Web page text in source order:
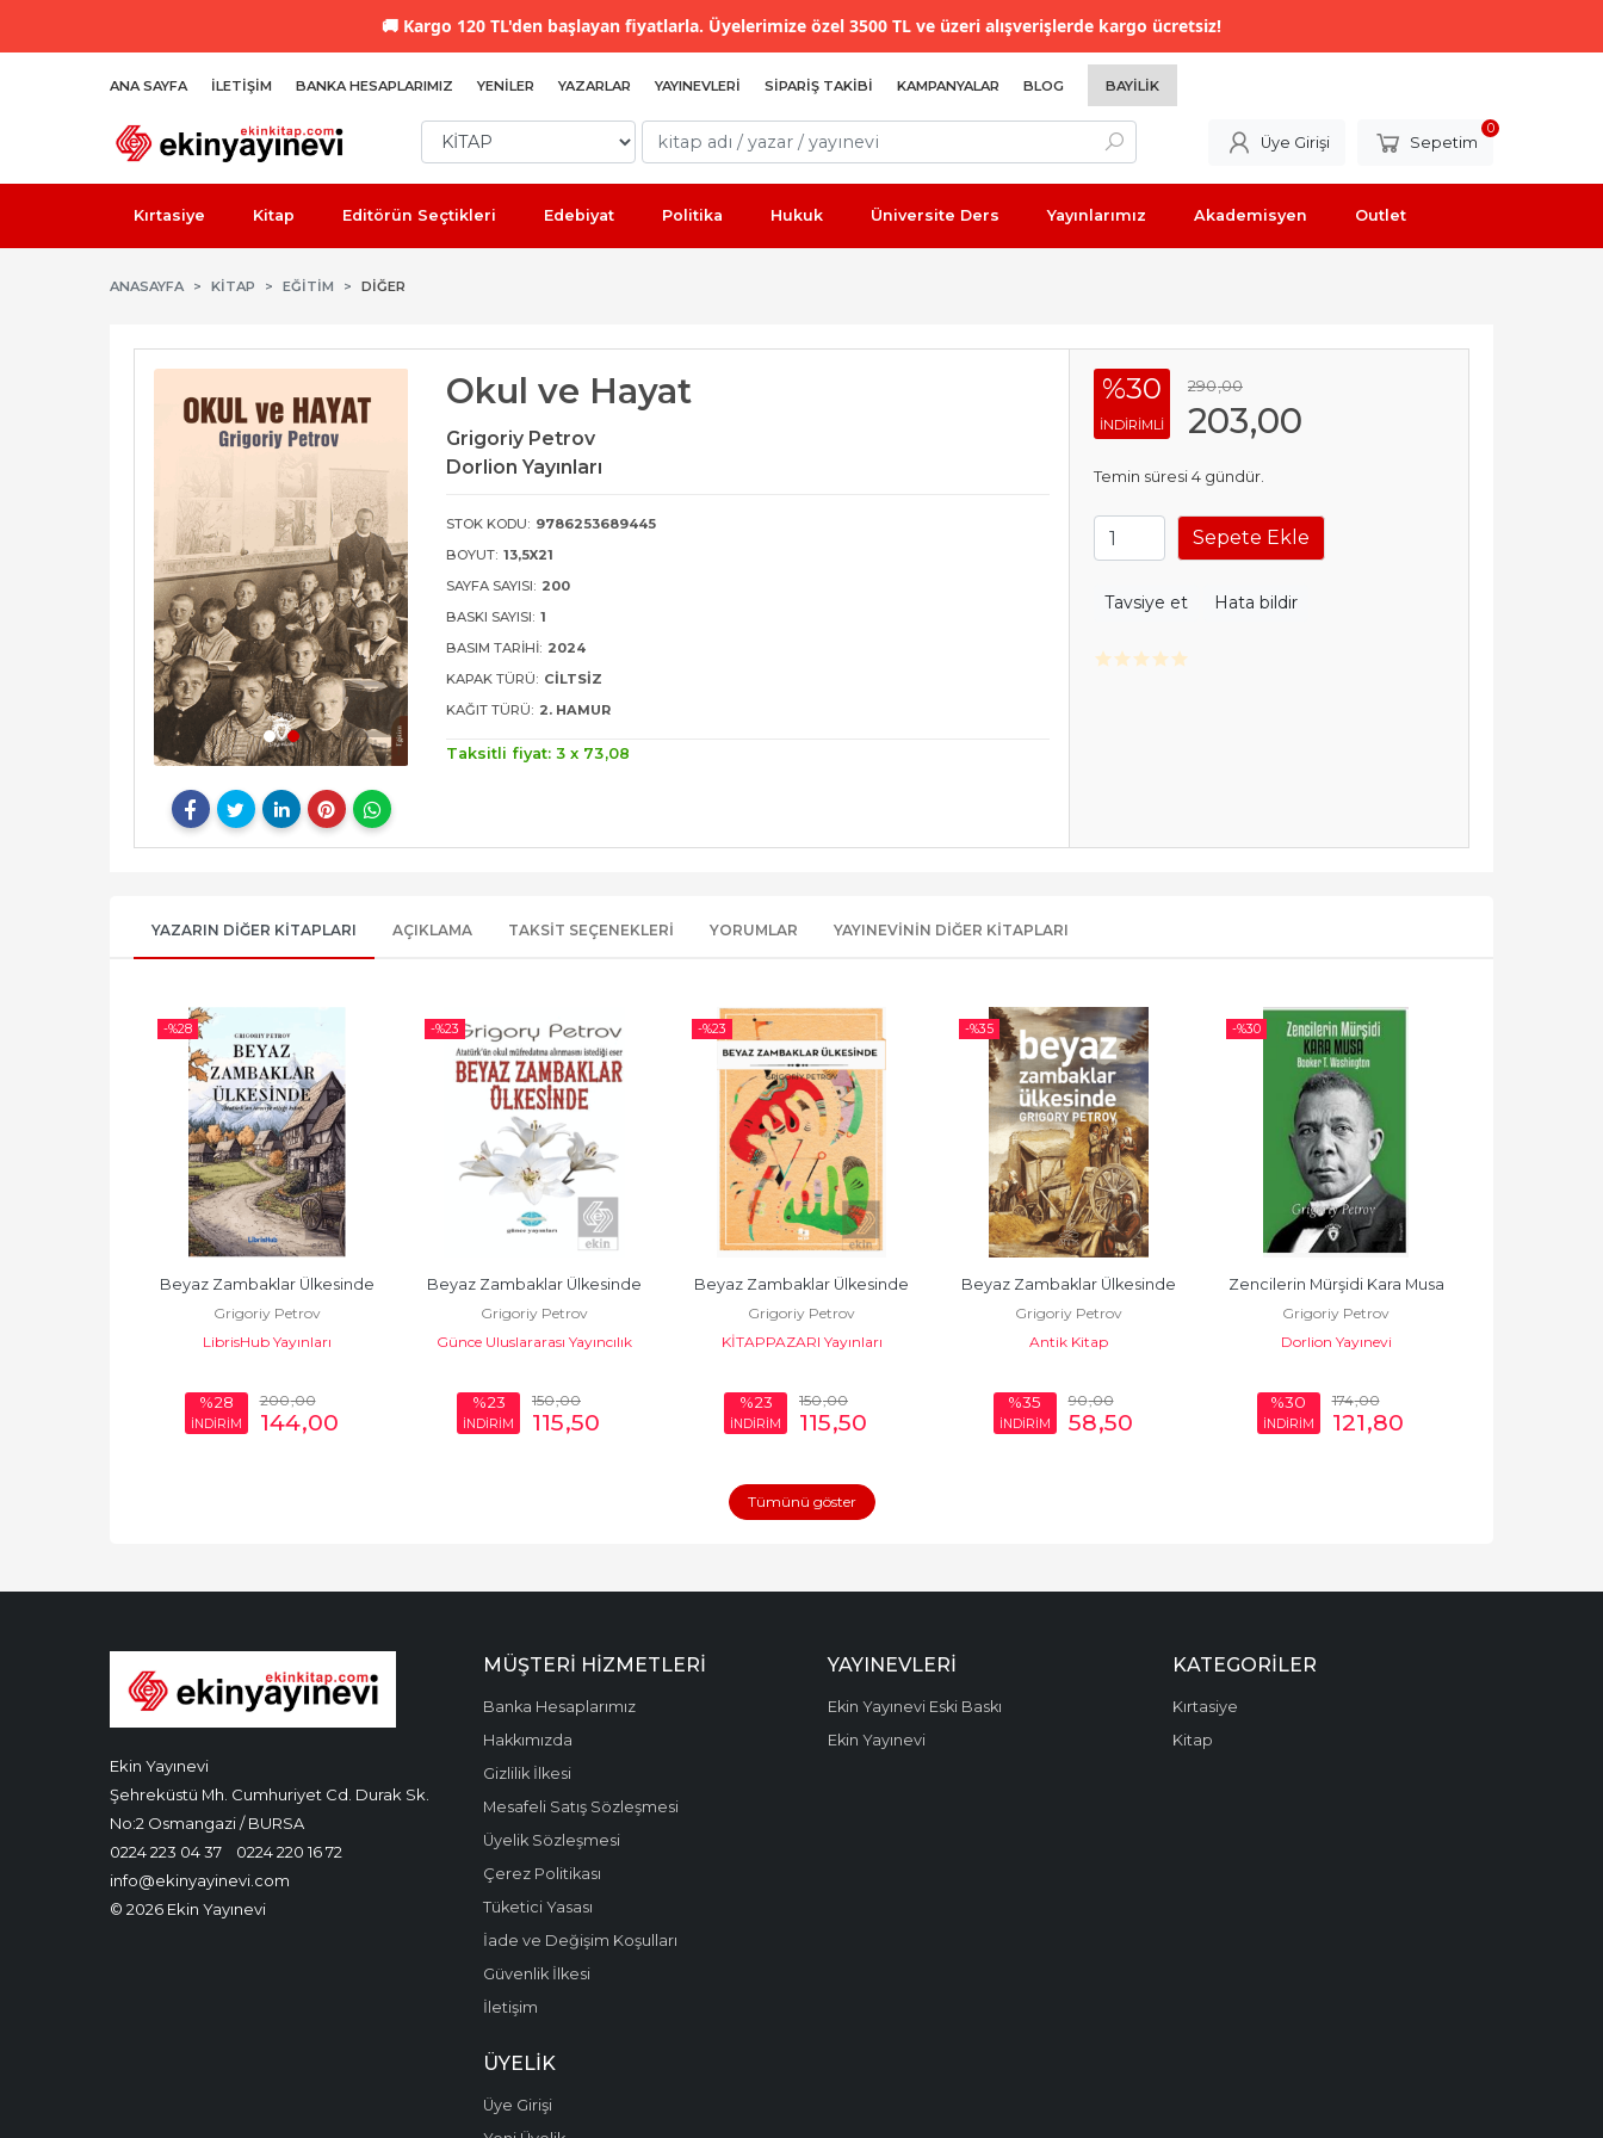
🚚 Kargo 120 TL'den başlayan fiyatlarla. Üyelerimize özel 3500 TL ve üzeri alışverişlerde kargo ücretsiz!
ANA SAYFA İLETIŞIM BANKA HESAPLARIMIZ YENILER YAZARLAR YAYINEVLERI SIPARIŞ TAKIBI KAMPANYALAR BLOG BAYILIK
Üye Girişi Sepetim
0
Kırtasiye Kitap Editörün Seçtikleri Edebiyat Politika Hukuk Üniversite Ders Yayınlarımız Akademisyen Outlet
ANASAYFA KİTAP EĞITIM DIĞER
Okul ve Hayat
Grigoriy Petrov
Dorlion Yayınları
STOK KODU: 9786253689445
BOYUT: 13,5X21
SAYFA SAYISI: 200
BASKI SAYISI: 1
BASIM TARIHI: 2024
KAPAK TÜRÜ: CILTSIZ
KAĞIT TÜRÜ: 2. HAMUR
Taksitli fiyat: 3 x 73,08
%30
INDIRIMLI
290,00
203,00
Temin süresi 4 gündür.
Sepete Ekle
Tavsiye et Hata bildir
YAZARIN DIĞER KITAPLARI AÇIKLAMA TAKSIT SEÇENEKLERI YORUMLAR YAYINEVININ DIĞER KITAPLARI
-%28
Beyaz Zambaklar Ülkesinde
Grigoriy Petrov
LibrisHub Yayınları
%28
İNDİRİM
200,00
144,00
-%23
Beyaz Zambaklar Ülkesinde
Grigoriy Petrov
Günce Uluslararası Yayıncılık
%23
İNDİRİM
150,00
115,50
-%23
Beyaz Zambaklar Ülkesinde
Grigoriy Petrov
KİTAPPAZARI Yayınları
%23
İNDİRİM
150,00
115,50
-%35
Beyaz Zambaklar Ülkesinde
Grigoriy Petrov
Antik Kitap
%35
İNDİRİM
90,00
58,50
-%30
Zencilerin Mürşidi Kara Musa
Grigoriy Petrov
Dorlion Yayınevi
%30
İNDİRİM
174,00
121,80
Tümünü göster
Ekin Yayınevi
Şehreküstü Mh. Cumhuriyet Cd. Durak Sk.
No:2 Osmangazi / BURSA
0224 223 04 37
0224 220 16 72
info@ekinyayinevi.com
© 2026 Ekin Yayınevi
MÜŞTERI HIZMETLERI
Banka Hesaplarımız
Hakkımızda
Gizlilik İlkesi
Mesafeli Satış Sözleşmesi
Üyelik Sözleşmesi
Çerez Politikası
Tüketici Yasası
İade ve Değişim Koşulları
Güvenlik İlkesi
İletişim
YAYINEVLERI
Ekin Yayınevi Eski Baskı
Ekin Yayınevi
KATEGORILER
Kırtasiye
Kitap
ÜYELIK
Üye Girişi